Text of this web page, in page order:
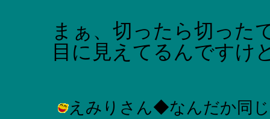
まぁ、切ったら切った
目に見えてるんですけ
えみりさん◆なんだか同